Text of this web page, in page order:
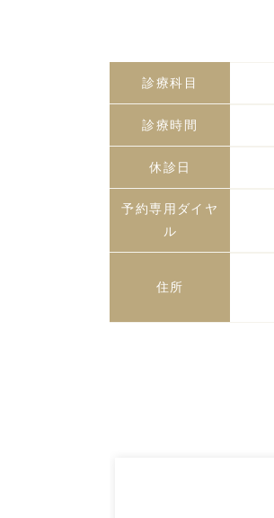
診療科目
診療時間
休診日
予約専用ダイヤ
ル
住所